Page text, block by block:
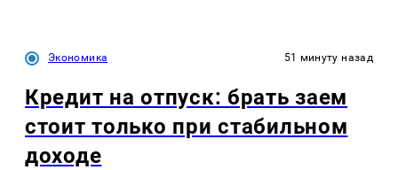
Экономика 51 минуту назад
Кредит на отпуск: брать заем
стоит только при стабильном
доходе